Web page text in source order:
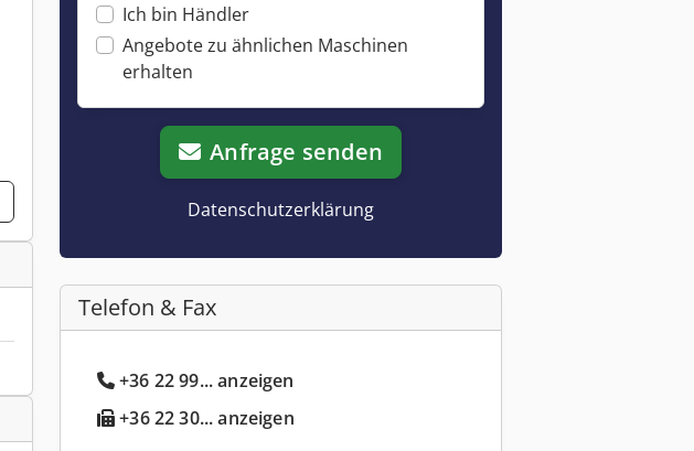
Ich bin Händler
Angebote zu ähnlichen Maschinen
erhalten
Anfrage senden
Datenschutzerklärung
Telefon & Fax
+36 22 99... anzeigen
+36 22 30... anzeigen